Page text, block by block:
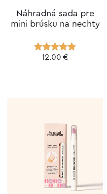
Náhradná sada pre
mini brúsku na nechty
Hodnotenie
12.00 €